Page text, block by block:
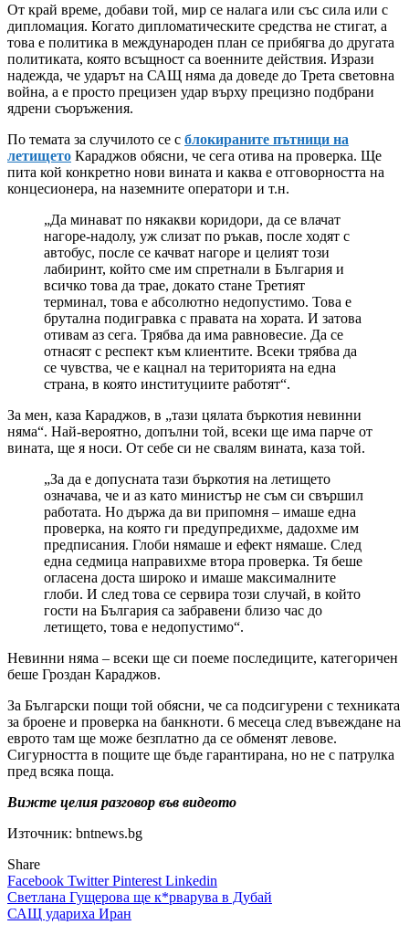
От край време, добави той, мир се налага или със сила или с
дипломация. Когато дипломатическите средства не стигат, а
това е политика в международен план се прибягва до другата
политиката, която всъщност са военните действия. Изрази
надежда, че ударът на САЩ няма да доведе до Трета световна
война, а е просто прецизен удар върху прецизно подбрани
ядрени съоръжения.
По темата за случилото се с блокираните пътници на
летището Караджов обясни, че сега отива на проверка. Ще
пита кой конкретно нови вината и каква е отговорността на
концесионера, на наземните оператори и т.н.
„Да минават по някакви коридори, да се влачат
нагоре-надолу, уж слизат по ръкав, после ходят с
автобус, после се качват нагоре и целият този
лабиринт, който сме им спретнали в България и
всичко това да трае, докато стане Третият
терминал, това е абсолютно недопустимо. Това е
брутална подигравка с правата на хората. И затова
отивам аз сега. Трябва да има равновесие. Да се
отнасят с респект към клиентите. Всеки трябва да
се чувства, че е кацнал на територията на една
страна, в която институциите работят“.
За мен, каза Караджов, в „тази цялата бъркотия невинни
няма“. Най-вероятно, допълни той, всеки ще има парче от
вината, ще я носи. От себе си не свалям вината, каза той.
„За да е допусната тази бъркотия на летището
означава, че и аз като министър не съм си свършил
работата. Но държа да ви припомня – имаше една
проверка, на която ги предупредихме, дадохме им
предписания. Глоби нямаше и ефект нямаше. След
една седмица направихме втора проверка. Тя беше
огласена доста широко и имаше максималните
глоби. И след това се сервира този случай, в който
гости на България са забравени близо час до
летището, това е недопустимо“.
Невинни няма – всеки ще си поеме последиците, категоричен
беше Гроздан Караджов.
За Български пощи той обясни, че са подсигурени с техниката
за броене и проверка на банкноти. 6 месеца след въвеждане на
еврото там ще може безплатно да се обменят левове.
Сигурността в пощите ще бъде гарантирана, но не с патрулка
пред всяка поща.
Вижте целия разговор във видеото
Източник: bntnews.bg
Share
Facebook TwitterPinterest Linkedin
Навигация
Светлана Гущерова ще к*рварува в Дубай
САЩ удариха Иран